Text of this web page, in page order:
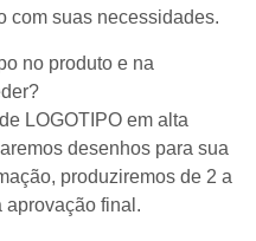
com suas necessidades.
no produto e na
LOGOTIPO em alta
desenhos para sua
produziremos de 2 a
aprovação final.